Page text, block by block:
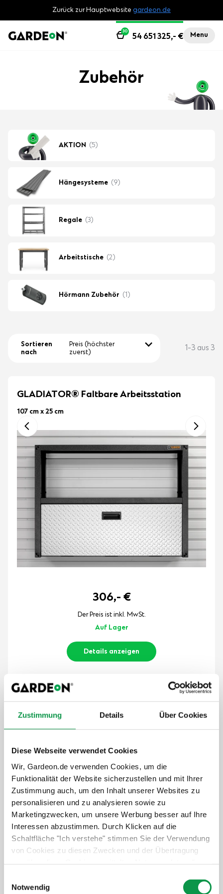
Zustimmung Details Über Cookies
Diese Webseite verwendet Cookies
Wir, Gardeon.de verwenden Cookies, um die
Funktionalität der Website sicherzustellen und mit Ihrer
Zustimmung auch, um den Inhalt unserer Websites zu
personalisieren und zu analysieren sowie zu
Marketingzwecken, um unsere Werbung besser auf Ihre
Interessen abzustimmen. Durch Klicken auf die
Schaltfläche "Ich verstehe" stimmen Sie der Verwendung
von Cookies zu diesen Zwecken und der Übertragung
Werbung in sozialen Netzwerken und Werbenetzwerken
Notwendig
Zurück zur Hauptwebsite gardeon.de
Menu
54 651 325,- €
30
Zubehör
AKTION (5)
Hängesysteme (9)
Regale (3)
Arbeitstische (2)
Hörmann Zubehör (1)
Sortieren
nach
Preis (höchster
zuerst)
1-3 aus 3
GLADIATOR® Faltbare Arbeitsstation
107 cm x 25 cm
306,- €
Der Preis ist inkl. MwSt.
Auf Lager
Details anzeigen
GLADIATOR® GearTrack-Träger (2 Stück)